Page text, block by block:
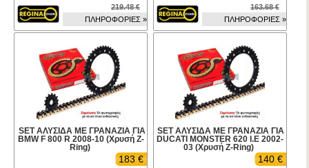
219.48 €
ΠΛΗΡΟΦΟΡΙΕΣ »
163.68 €
ΠΛΗΡΟΦΟΡΙΕΣ »
SET ΑΛΥΣΙΔΑ ΜΕ ΓΡΑΝΑΖΙΑ ΓΙΑ
BMW F 800 R 2008-10 (Χρυσή Z-
Ring)
183 €
SET ΑΛΥΣΙΔΑ ΜΕ ΓΡΑΝΑΖΙΑ ΓΙΑ
DUCATI MONSTER 620 I.E 2002-
03 (Χρυσή Z-Ring)
140 €